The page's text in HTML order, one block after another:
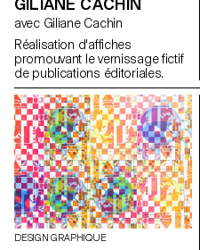
un volume. Le résultat des
étudiants questionne les
moyens de reproductions, de
représentations des oeuvres
dans la conception d'une
exposition.
GILIANE CACHIN
avec Giliane Cachin
Réalisation d'affiches
promouvant le vernissage fictif
de publications éditoriales.
DESIGN GRAPHIQUE